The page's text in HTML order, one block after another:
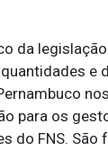
da
e
para os
do FNS. São